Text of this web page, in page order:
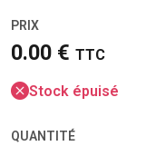
PRIX
0.00 € TTC
Stock épuisé
QUANTITÉ